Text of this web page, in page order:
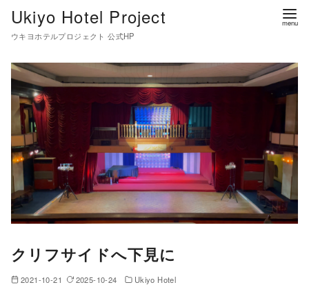
Ukiyo Hotel Project
ウキヨホテルプロジェクト 公式HP
クリフサイドへ下見に
2021-10-21 2025-10-24 Ukiyo Hotel